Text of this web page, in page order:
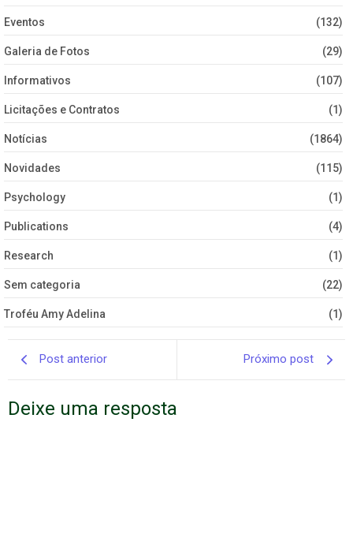
Eventos (132)
Galeria de Fotos (29)
Informativos (107)
Licitações e Contratos (1)
Notícias (1864)
Novidades (115)
Psychology (1)
Publications (4)
Research (1)
Sem categoria (22)
Troféu Amy Adelina (1)
Post anterior Próximo post
Deixe uma resposta